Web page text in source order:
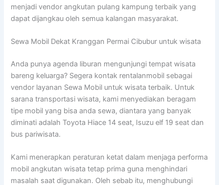
menjadi vendor angkutan pulang kampung terbaik yang
dapat dijangkau oleh semua kalangan masyarakat.
Sewa Mobil Dekat Kranggan Permai Cibubur untuk wisata
Anda punya agenda liburan mengunjungi tempat wisata
bareng keluarga? Segera kontak rentalanmobil sebagai
vendor layanan Sewa Mobil untuk wisata terbaik. Untuk
sarana transportasi wisata, kami menyediakan beragam
tipe mobil yang bisa anda sewa, diantara yang banyak
diminati adalah Toyota Hiace 14 seat, Isuzu elf 19 seat dan
bus pariwisata.
Kami menerapkan peraturan ketat dalam menjaga performa
mobil angkutan wisata tetap prima guna menghindari
masalah saat digunakan. Oleh sebab itu, menghubungi